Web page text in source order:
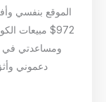
الموقع بنفسي
972$ مبيعات
ومساعدتي في
دعموني